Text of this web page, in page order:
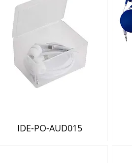
Vista rápida
IDE-PO-AUD015